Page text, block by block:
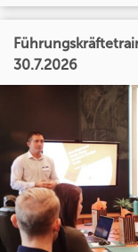
30.7.2026